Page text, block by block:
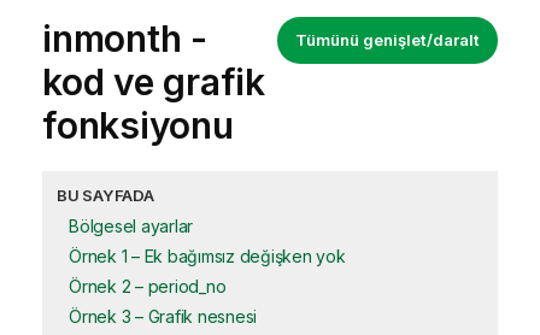
Tümünü genişlet/daralt
inmonth -
kod ve grafik
fonksiyonu
BU SAYFADA
Bölgesel ayarlar
Örnek 1 – Ek bağımsız değişken yok
Örnek 2 – period_no
Örnek 3 – Grafik nesnesi